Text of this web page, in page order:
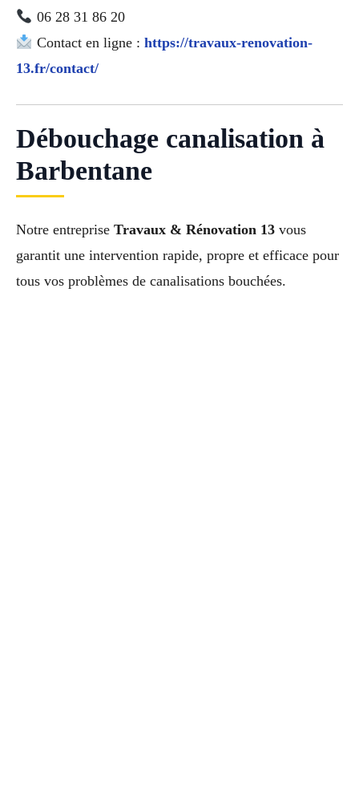
06 28 31 86 20
Contact en ligne : https://travaux-renovation-
13.fr/contact/
Débouchage canalisation à
Barbentane
Notre entreprise Travaux & Rénovation 13 vous
garantit une intervention rapide, propre et efficace pour
tous vos problèmes de canalisations bouchées.